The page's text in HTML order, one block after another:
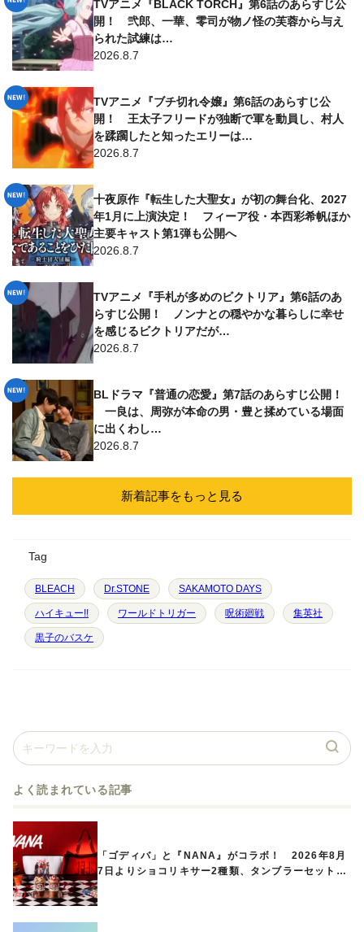
TVアニメ『BLACK TORCH』第6話のあらすじ公
開！ 弐郎、一華、零司が物ノ怪の芙蓉から与え
られた試練は…
2026.8.7
TVアニメ『ブチ切れ令嬢』第6話のあらすじ公
開！ 王太子フリードが独断で軍を動員し、村人
を蹂躙したと知ったエリーは…
2026.8.7
十夜原作『転生した大聖女』が初の舞台化、2027
年1月に上演決定！ フィーア役・本西彩希帆ほか
主要キャスト第1弾も公開へ
2026.8.7
TVアニメ『手札が多めのビクトリア』第6話のあ
らすじ公開！ ノンナとの穏やかな暮らしに幸せ
を感じるビクトリアだが…
2026.8.7
BLドラマ『普通の恋愛』第7話のあらすじ公開！
一良は、周弥が本命の男・豊と揉めている場面
に出くわし…
2026.8.7
新着記事をもっと見る
Tag
BLEACH Dr.STONE SAKAMOTO DAYS
ハイキュー!! ワールドトリガー 呪術廻戦 集英社
黒子のバスケ
よく読まれている記事
「ゴディバ」と『NANA』がコラボ！ 2026年8月
7日よりショコリキサー2種類、タンブラーセットな